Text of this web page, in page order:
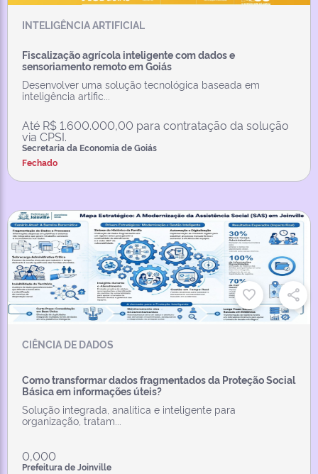
INTELIGÊNCIA ARTIFICIAL
Fiscalização agrícola inteligente com dados e
sensoriamento remoto em Goiás
Desenvolver uma solução tecnológica baseada em
inteligência artific...
Até R$ 1.600.000,00 para contratação da solução
via CPSI.
Secretaria da Economia de Goiás
Fechado
CIÊNCIA DE DADOS
Como transformar dados fragmentados da Proteção Social
Básica em informações úteis?
Solução integrada, analítica e inteligente para
organização, tratam...
0,000
Prefeitura de Joinville